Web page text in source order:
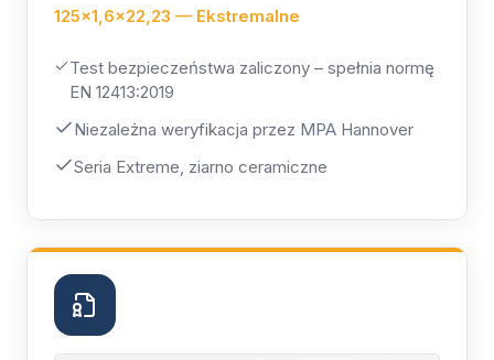
125×1,6×22,23 — Ekstremalne
Test bezpieczeństwa zaliczony – spełnia normę
EN 12413:2019
Niezależna weryfikacja przez MPA Hannover
Seria Extreme, ziarno ceramiczne